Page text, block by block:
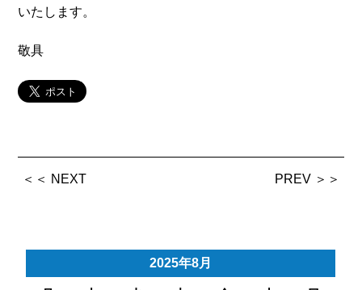
いたします。
敬具
＜＜ NEXT PREV ＞＞
2025年8月